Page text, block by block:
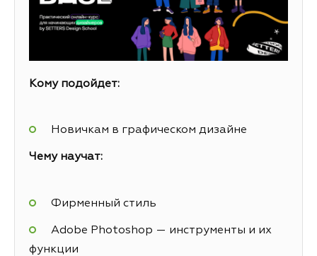
Кому подойдет:
Новичкам в графическом дизайне
Чему научат:
Фирменный стиль
Adobe Photoshop — инструменты и их
функции